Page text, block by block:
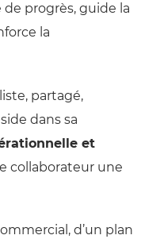
progrès, guide la
la
partagé,
dans sa
et
collaborateur une
d’un plan